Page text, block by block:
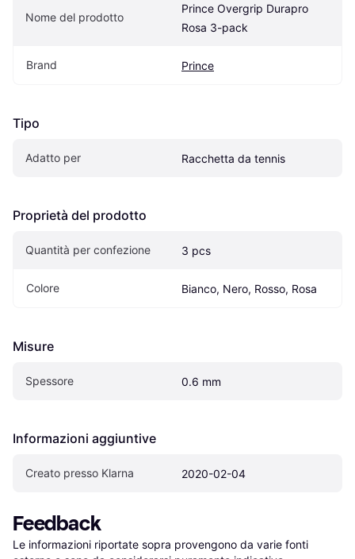
Nome del prodotto
Prince Overgrip Durapro
Rosa 3-pack
Brand Prince
Tipo
Adatto per Racchetta da tennis
Proprietà del prodotto
Quantità per confezione 3 pcs
Colore Bianco, Nero, Rosso, Rosa
Misure
Spessore 0.6 mm
Informazioni aggiuntive
Creato presso Klarna 2020-02-04
Feedback
Le informazioni riportate sopra provengono da varie fonti